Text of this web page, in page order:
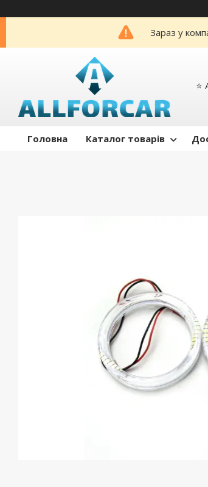
Зараз у
⭐️
Головна Каталог товарів